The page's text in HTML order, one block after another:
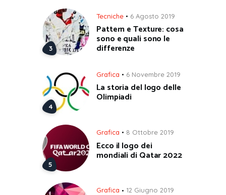
Tecniche 6 Agosto 2019
Pattern e Texture: cosa
sono e quali sono le
differenze
Grafica 6 Novembre 2019
La storia del logo delle
Olimpiadi
Grafica 8 Ottobre 2019
Ecco il logo dei
mondiali di Qatar 2022
Grafica 12 Giugno 2019